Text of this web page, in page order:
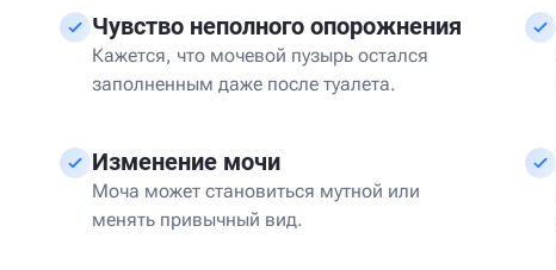
Чувство неполного опорожнения
Кажется, что мочевой пузырь остался
заполненным даже после туалета.
Изменение мочи
Моча может становиться мутной или
менять привычный вид.